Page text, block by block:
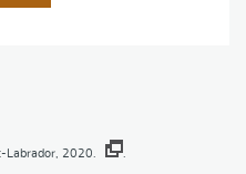
Labrador, 2020. .